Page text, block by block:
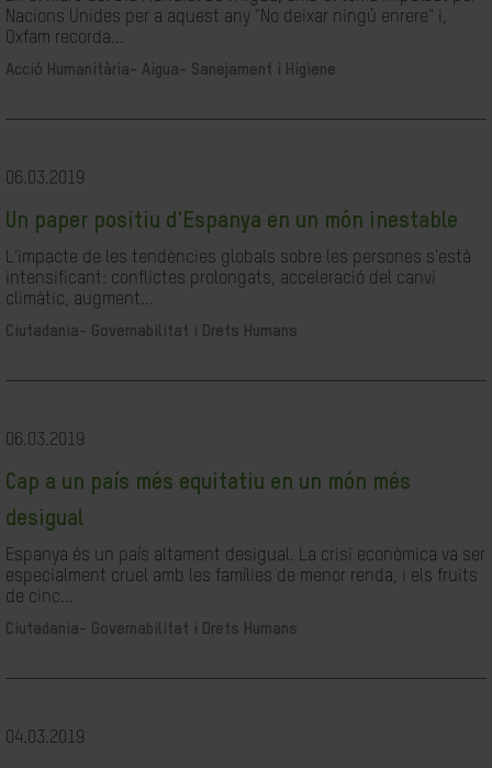
Nacions Unides per a aquest any "No deixar ningú enrere" i,
Oxfam recorda...
Acció Humanitària- Aigua- Sanejament i Higiene
06.03.2019
Un paper positiu d'Espanya en un món inestable
L'impacte de les tendències globals sobre les persones s'està
intensificant: conflictes prolongats, acceleració del canvi
climàtic, augment...
Ciutadania- Governabilitat i Drets Humans
06.03.2019
Cap a un país més equitatiu en un món més
desigual
Espanya és un país altament desigual. La crisi econòmica va ser
especialment cruel amb les famílies de menor renda, i els fruits
de cinc...
Ciutadania- Governabilitat i Drets Humans
04.03.2019